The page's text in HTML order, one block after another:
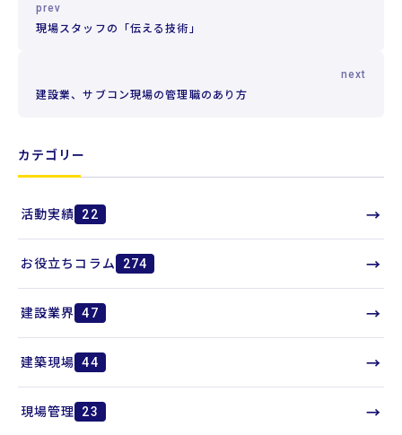
prev
現場スタッフの「伝える技術」
next
建設業、サブコン現場の管理職のあり方
カテゴリー
活動実績 22 →
お役立ちコラム 274 →
建設業界 47 →
建築現場 44 →
現場管理 23 →